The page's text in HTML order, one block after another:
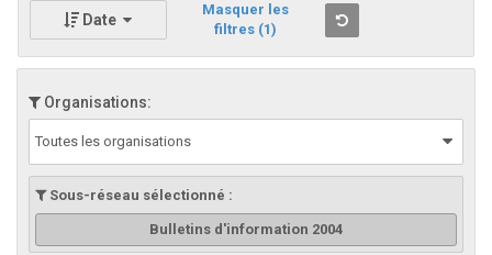
Date
Masquer les
filtres (1)
Organisations:
Toutes les organisations
Sous-réseau sélectionné :
Bulletins d'information 2004